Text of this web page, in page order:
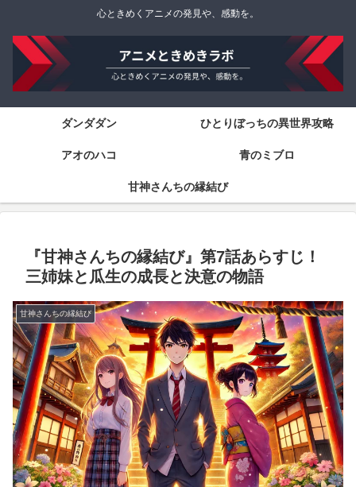
心ときめくアニメの発見や、感動を。
ダンダダン ひとりぼっちの異世界攻略
アオのハコ 青のミブロ
甘神さんちの縁結び
『甘神さんちの縁結び』第7話あらすじ！
三姉妹と瓜生の成長と決意の物語
甘神さんちの縁結び